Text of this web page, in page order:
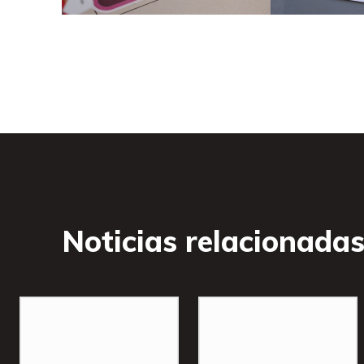
Noticias relacionadas